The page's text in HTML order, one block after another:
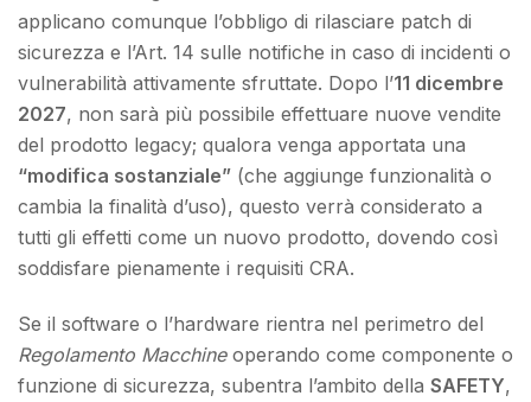
applicano comunque l’obbligo di rilasciare patch di
sicurezza e l’Art. 14 sulle notifiche in caso di incidenti o
vulnerabilità attivamente sfruttate. Dopo l’11 dicembre
2027, non sarà più possibile effettuare nuove vendite
del prodotto legacy; qualora venga apportata una
“modifica sostanziale” (che aggiunge funzionalità o
cambia la finalità d’uso), questo verrà considerato a
tutti gli effetti come un nuovo prodotto, dovendo così
soddisfare pienamente i requisiti CRA.
Se il software o l’hardware rientra nel perimetro del
Regolamento Macchineoperando come componente o
funzione di sicurezza, subentra l’ambito della SAFETY,